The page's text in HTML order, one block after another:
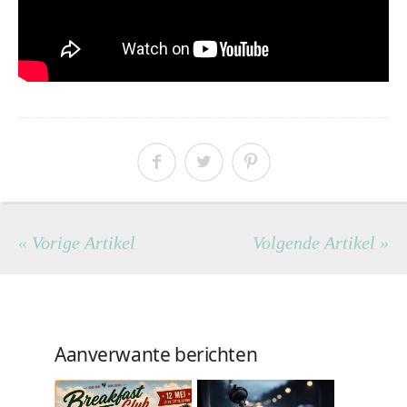
« Vorige Artikel Volgende Artikel »
Aanverwante berichten